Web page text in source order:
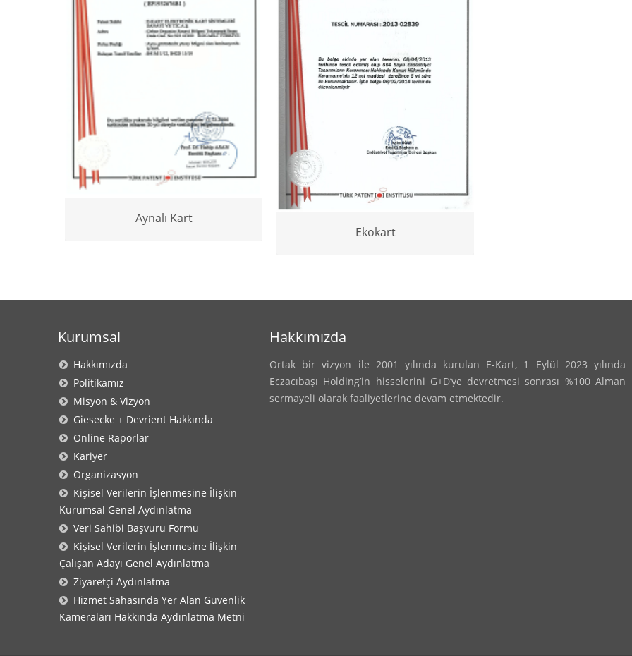
Aynalı Kart
Ekokart
Kurumsal
Hakkımızda
Politikamız
Misyon & Vizyon
Giesecke + Devrient Hakkında
Online Raporlar
Kariyer
Organizasyon
Kişisel Verilerin İşlenmesine İlişkin
Kurumsal Genel Aydınlatma
Veri Sahibi Başvuru Formu
Kişisel Verilerin İşlenmesine İlişkin
Çalışan Adayı Genel Aydınlatma
Ziyaretçi Aydınlatma
Hizmet Sahasında Yer Alan Güvenlik
Kameraları Hakkında Aydınlatma Metni
Hakkımızda
Ortak bir vizyon ile 2001 yılında kurulan E-Kart, 1 Eylül 2023 yılında
Eczacıbaşı Holding’in hisselerini G+D’ye devretmesi sonrası %100 Alman
sermayeli olarak faaliyetlerine devam etmektedir.